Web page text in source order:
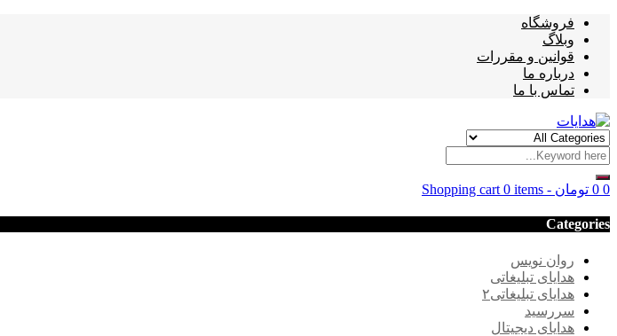
فروشگاه
وبلاگ
قوانین و مقررات
درباره ما
تماس با ما
Shopping cart 0 items - 0 تومان 0
Categories
روان نویس
هدایای تبلیغاتی
هدایای تبلیغاتی۲
سررسید
هدایای دیجیتال